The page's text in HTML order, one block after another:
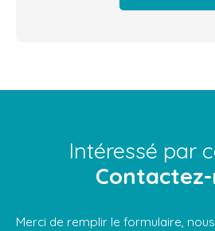
Intéressé par
Merci de remplir le formulaire,